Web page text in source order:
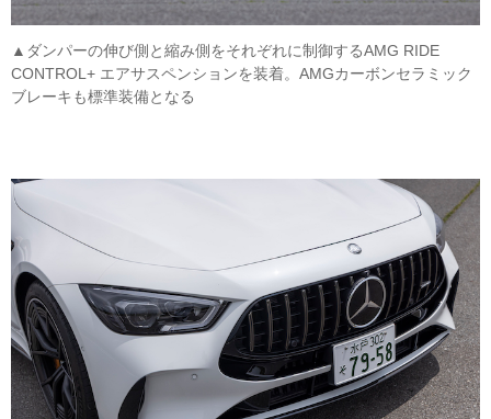
▲ダンパーの伸び側と縮み側をそれぞれに制御するAMG RIDE
CONTROL+ エアサスペンションを装着。AMGカーボンセラミック
ブレーキも標準装備となる